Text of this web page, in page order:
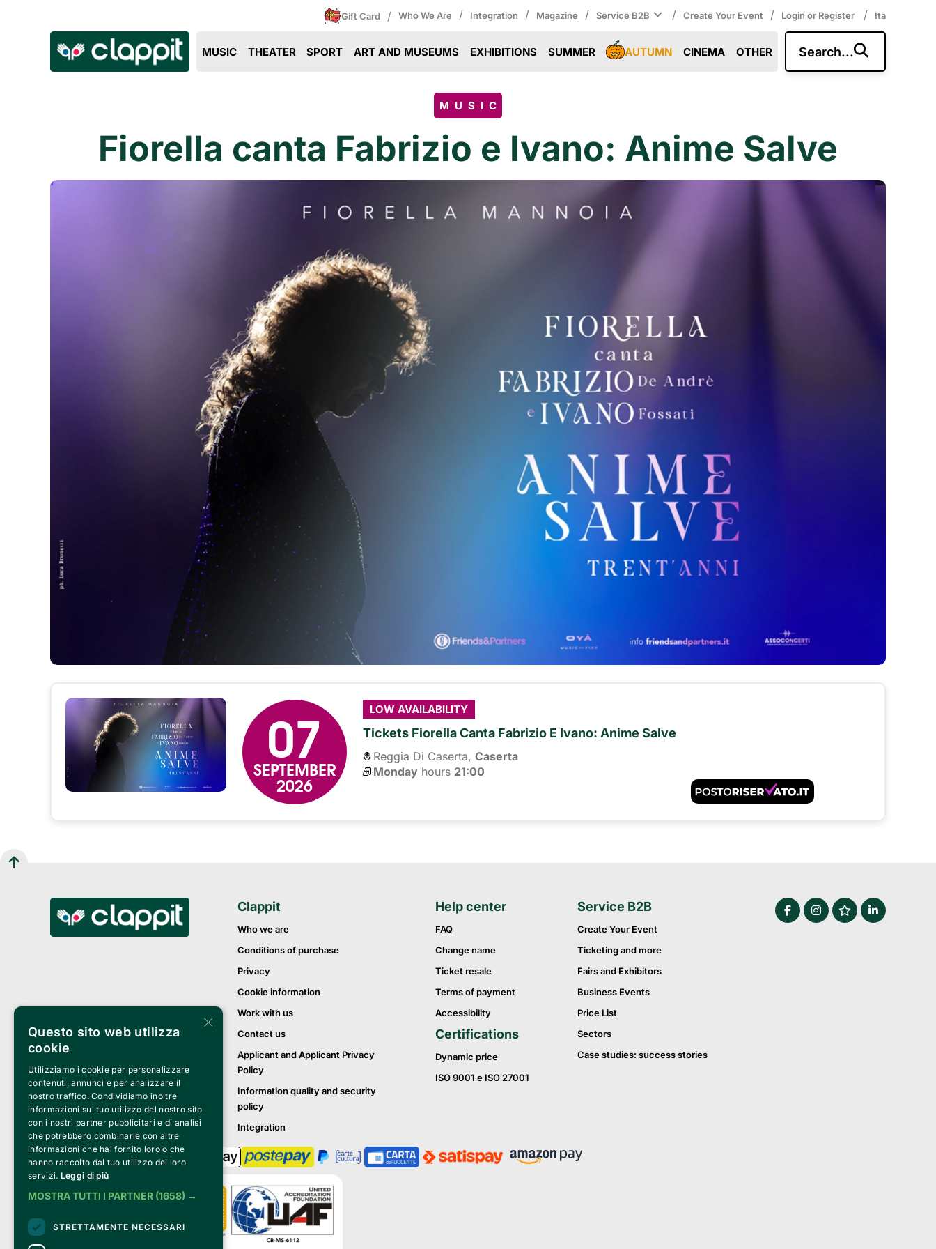
Gift Card / Who We Are / Integration / Magazine / Service B2B / Create Your Event / Login or Register / Ita
MUSIC THEATER SPORT ART AND MUSEUMS EXHIBITIONS SUMMER AUTUMN CINEMA OTHER Search...
MUSIC
Fiorella canta Fabrizio e Ivano: Anime Salve
07
SEPTEMBER
2026
LOW AVAILABILITY
Tickets Fiorella Canta Fabrizio E Ivano: Anime Salve
Reggia Di Caserta, Caserta
Monday hours 21:00
Clappit
Who we are
Conditions of purchase
Privacy
Cookie information
Work with us
Contact us
Applicant and Applicant Privacy
Policy
Information quality and security
policy
Integration
Help center
FAQ
Change name
Ticket resale
Terms of payment
Accessibility
Certifications
Dynamic price
ISO 9001 e ISO 27001
Service B2B
Create Your Event
Ticketing and more
Fairs and Exhibitors
Business Events
Price List
Sectors
Case studies: success stories
×
Questo sito web utilizza
cookie
Utilizziamo i cookie per personalizzare
contenuti, annunci e per analizzare il
nostro traffico. Condividiamo inoltre
informazioni sul tuo utilizzo del nostro sito
con i nostri partner pubblicitari e di analisi
che potrebbero combinarle con altre
informazioni che hai fornito loro o che
hanno raccolto dal tuo utilizzo dei loro
servizi. Leggi di più
MOSTRA TUTTI I PARTNER (1658) →
STRETTAMENTE NECESSARI